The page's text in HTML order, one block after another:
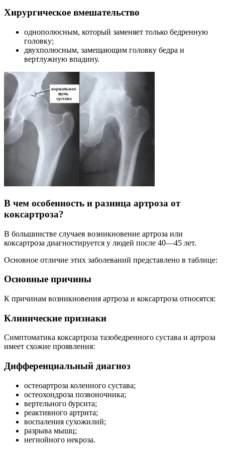
Хирургическое вмешательство
однополюсным, который заменяет только бедренную
головку;
двухполюсным, замещающим головку бедра и
вертлужную впадину.
В чем особенность и разница артроза от
коксартроза?
В большинстве случаев возникновение артроза или
коксартроза диагностируется у людей после 40—45 лет.
Основное отличие этих заболеваний представлено в таблице:
Основные причины
К причинам возникновения артроза и коксартроза относятся:
Клинические признаки
Симптоматика коксартроза тазобедренного сустава и артроза
имеет схожие проявления:
Дифференциальный диагноз
остеоартроза коленного сустава;
остеохондроза позвоночника;
вертельного бурсита;
реактивного артрита;
воспаления сухожилий;
разрыва мышц;
негнойного некроза.